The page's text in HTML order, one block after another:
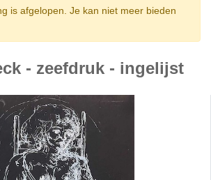
is afgelopen. Je kan niet meer bieden
- zeefdruk - ingelijst